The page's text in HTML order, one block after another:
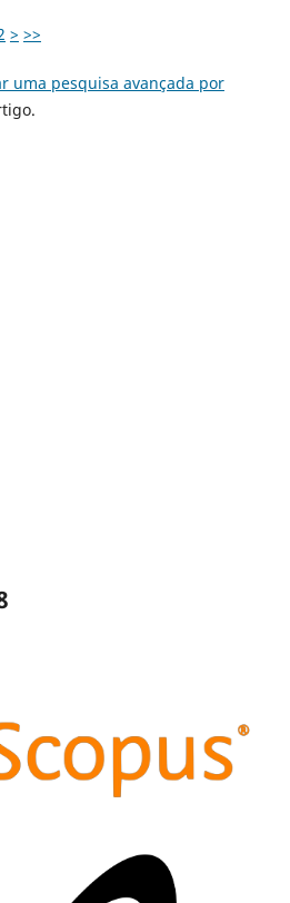
> >>
uma pesquisa avançada por